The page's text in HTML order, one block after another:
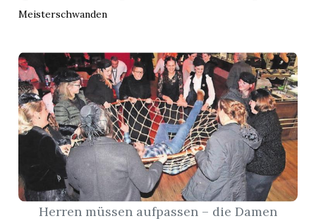
E-
Paper
Newsletter
Meisterschwanden
Herren müssen aufpassen – die Damen